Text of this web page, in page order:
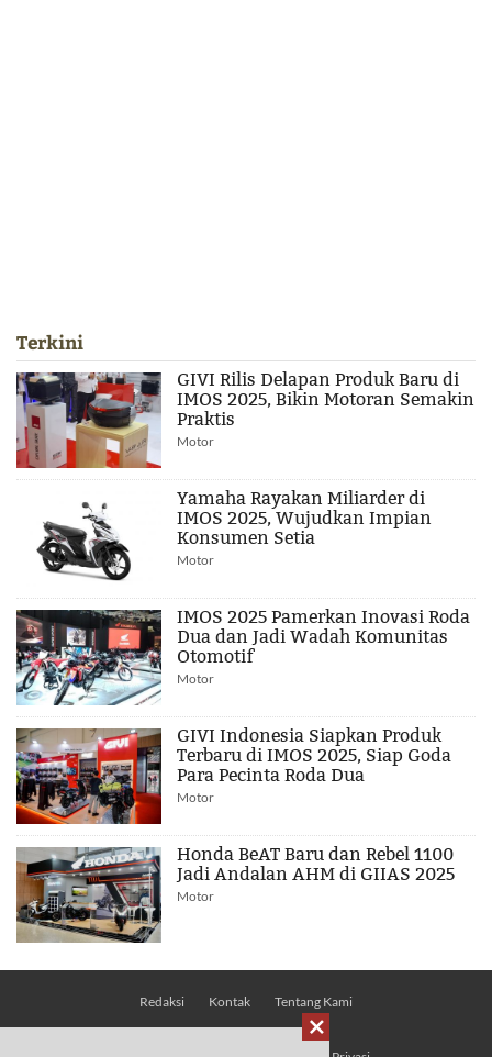
Terkini
GIVI Rilis Delapan Produk Baru di
IMOS 2025, Bikin Motoran Semakin
Praktis
Motor
Yamaha Rayakan Miliarder di
IMOS 2025, Wujudkan Impian
Konsumen Setia
Motor
IMOS 2025 Pamerkan Inovasi Roda
Dua dan Jadi Wadah Komunitas
Otomotif
Motor
GIVI Indonesia Siapkan Produk
Terbaru di IMOS 2025, Siap Goda
Para Pecinta Roda Dua
Motor
Honda BeAT Baru dan Rebel 1100
Jadi Andalan AHM di GIIAS 2025
Motor
Redaksi Kontak Tentang Kami
